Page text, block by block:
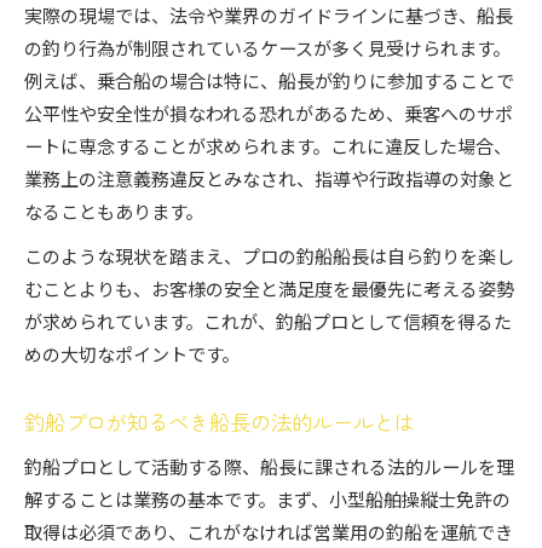
実際の現場では、法令や業界のガイドラインに基づき、船長
の釣り行為が制限されているケースが多く見受けられます。
例えば、乗合船の場合は特に、船長が釣りに参加することで
公平性や安全性が損なわれる恐れがあるため、乗客へのサポ
ートに専念することが求められます。これに違反した場合、
業務上の注意義務違反とみなされ、指導や行政指導の対象と
なることもあります。
このような現状を踏まえ、プロの釣船船長は自ら釣りを楽し
むことよりも、お客様の安全と満足度を最優先に考える姿勢
が求められています。これが、釣船プロとして信頼を得るた
めの大切なポイントです。
釣船プロが知るべき船長の法的ルールとは
釣船プロとして活動する際、船長に課される法的ルールを理
解することは業務の基本です。まず、小型船舶操縦士免許の
取得は必須であり、これがなければ営業用の釣船を運航でき